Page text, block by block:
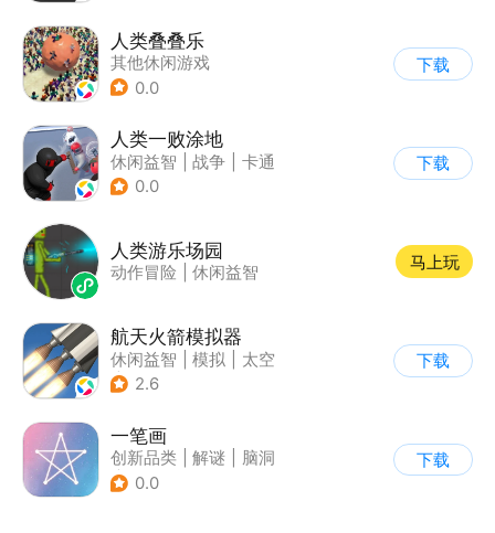
人类叠叠乐
其他休闲游戏
0.0
下载
人类一败涂地
休闲益智 战争
卡通
0.0
下载
人类游乐场园
动作冒险 休闲益智
马上玩
航天火箭模拟器
休闲益智 模拟
太空
| 载具模拟
2.6
下载
一笔画
创新品类 解谜
脑洞
| Q版
0.0
下载